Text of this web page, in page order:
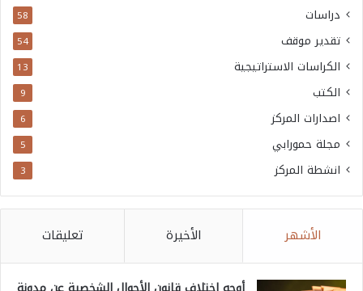
دراسات 58
تقدير موقف 54
الكراسات الاستراتيجية 13
الكتب 9
اصدارات المركز 6
مجلة حمورابي 5
انشطة المركز 3
الأشهر الأخيرة تعليقات